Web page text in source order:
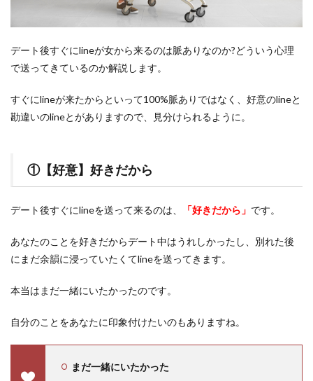
デート後すぐにlineが女から来るのは脈ありなのか?どういう心理
で送ってきているのか解説します。
すぐにlineが来たからといって100%脈ありではなく、好意のlineと
勘違いのlineとがありますので、見分けられるように。
①【好意】好きだから
デート後すぐにlineを送って来るのは、 「好きだから」 です。
あなたのことを好きだからデート中はうれしかったし、別れた後
にまだ余韻に浸っていたくてlineを送ってきます。
本当はまだ一緒にいたかったのです。
自分のことをあなたに印象付けたいのもありますね。
まだ一緒にいたかった